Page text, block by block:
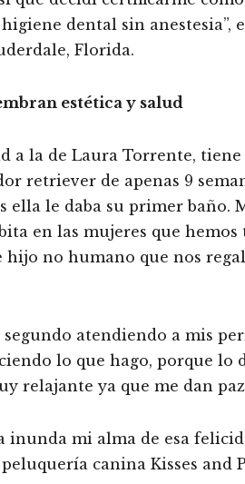
dental sin anestesia”,
Florida.
estética y salud
a la de Laura Torrente,
retriever de apenas 9
ella le daba su primer baño.
en las mujeres que
no humano que nos
atendiendo a mis
lo que hago, porque lo
relajante ya que me dan
inunda mi alma de esa
canina Kisses and